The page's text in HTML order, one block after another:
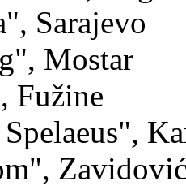
Sarajevo
Mostar
Fužine